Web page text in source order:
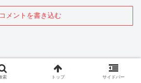
コメントを書き込む
索 トップ サイドバー